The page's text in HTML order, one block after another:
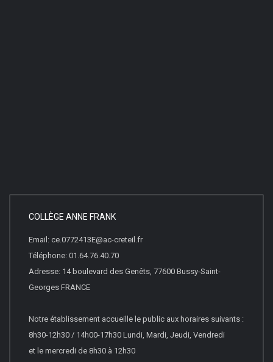
COLLÈGE ANNE FRANK
Email: ce.0772413E@ac-creteil.fr
Téléphone: 01.64.76.40.70
Adresse: 14 boulevard des Genêts, 77600 Bussy-Saint-
Georges FRANCE
Notre établissement accueille le public aux horaires suivants :
8h30-12h30 / 14h00-17h30 Lundi, Mardi, Jeudi, Vendredi
et le mercredi de 8h30 à 12h30